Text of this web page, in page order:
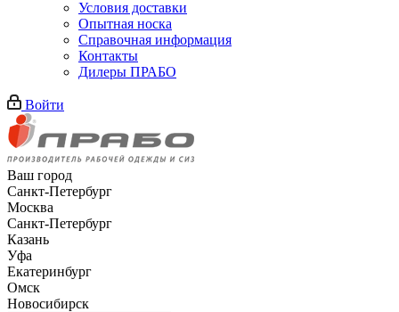
Условия доставки
Опытная носка
Справочная информация
Контакты
Дилеры ПРАБО
Войти
Ваш город
Санкт-Петербург
Москва
Санкт-Петербург
Казань
Уфа
Екатеринбург
Омск
Новосибирск